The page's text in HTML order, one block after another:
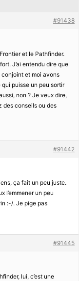
#91438
et le Pathfinder.
J’ai entendu dire que
conjoint et moi avons
puisse un peu sortir
non ? Je veux dire,
des conseils ou des
#91442
ça fait un peu juste.
l’emmener un peu
:-/. Je pige pas
#91445
lui, c’est une